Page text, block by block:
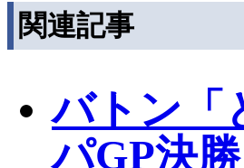
関連記事
バトン「
パGP決勝